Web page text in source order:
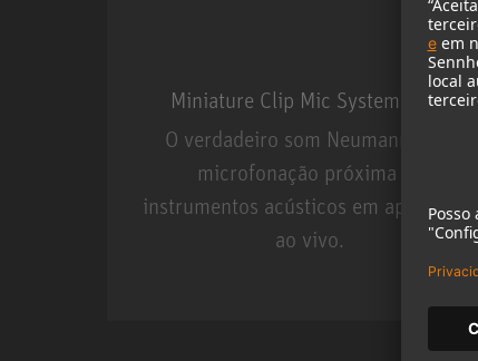
Miniature Clip Mic System MCM
O verdadeiro som Neumann para
microfonação próxima de
instrumentos acústicos em aplicações
ao vivo.